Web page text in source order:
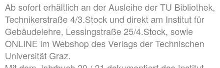
Ab sofort erhältlich an der Ausleihe der TU Bibliothek,
Technikerstraße 4/3.Stock und direkt am Institut für
Gebäudelehre, Lessingstraße 25/4.Stock, sowie
ONLINE im Webshop des Verlags der Technischen
Universität Graz.